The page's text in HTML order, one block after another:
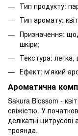
Тип продукту:
Тип аромату:
Призначення:
шкіри;
Текстура:
Ефект: м'який
Ароматична
Sakura Blossom -
свіжістю. У
делікатні
троянда.